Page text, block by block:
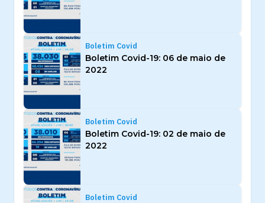
Boletim Covid
Boletim Covid-19: 06 de maio de
2022
Boletim Covid
Boletim Covid-19: 02 de maio de
2022
Boletim Covid